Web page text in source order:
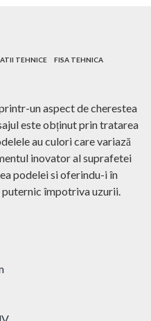
TEHNICE FISA TEHNICA
un aspect de cherestea
este obținut prin tratarea
au culori care variază
inovator al suprafetei
podelei si oferindu-i în
puternic împotriva uzurii.